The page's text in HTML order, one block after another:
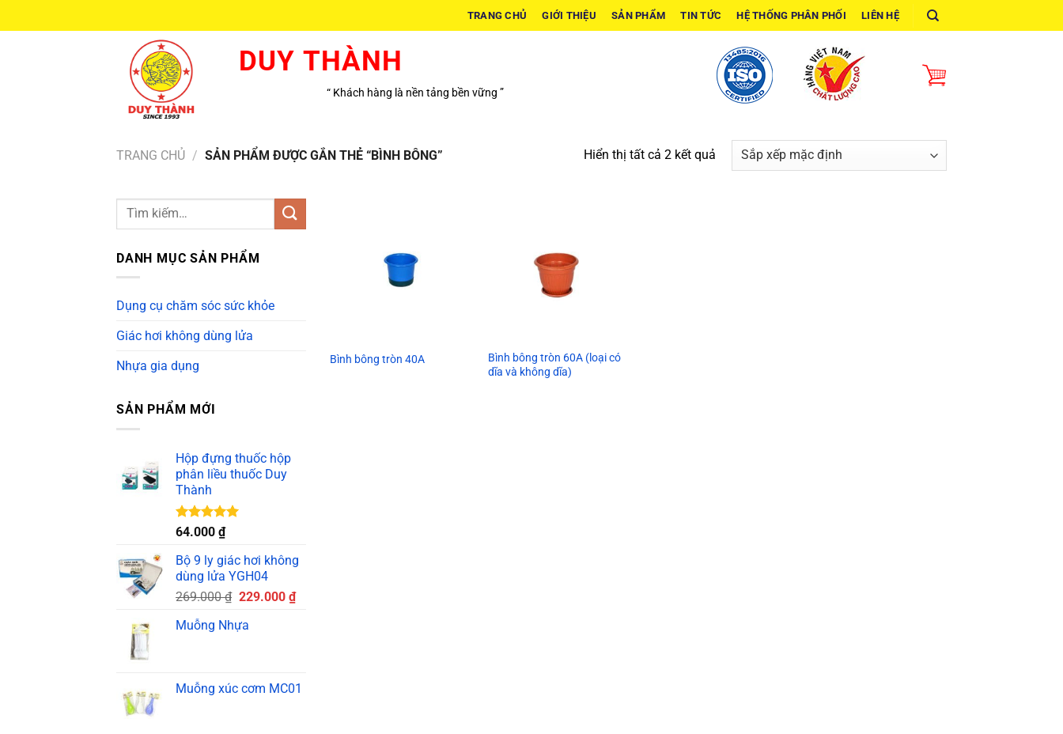
qua
TRANG CHỦ GIỚI THIỆU SẢN PHẨM TIN TỨC HỆ THỐNG PHÂN PHỐI LIÊN HỆ
DUY THÀNH
“ Khách hàng là nền tảng bền vững ”
TRANG CHỦ / SẢN PHẨM ĐƯỢC GẮN THẺ “BÌNH BÔNG” Hiển thị tất cả 2 kết quả
DANH MỤC SẢN PHẨM
Dụng cụ chăm sóc sức khỏe
Giác hơi không dùng lửa
Nhựa gia dụng
SẢN PHẨM MỚI
Hộp đựng thuốc hộp
phân liều thuốc Duy
Thành
Được xếp
5.00
5 sao
64.000 ₫
Bộ 9 ly giác hơi không
dùng lửa YGH04
269.000₫ Giá
là:
229.000 ₫Giá
Muỗng Nhựa
Muỗng xúc cơm MC01
Bình bông tròn 40A
Bình bông tròn 60A (loại có
dĩa và không dĩa)